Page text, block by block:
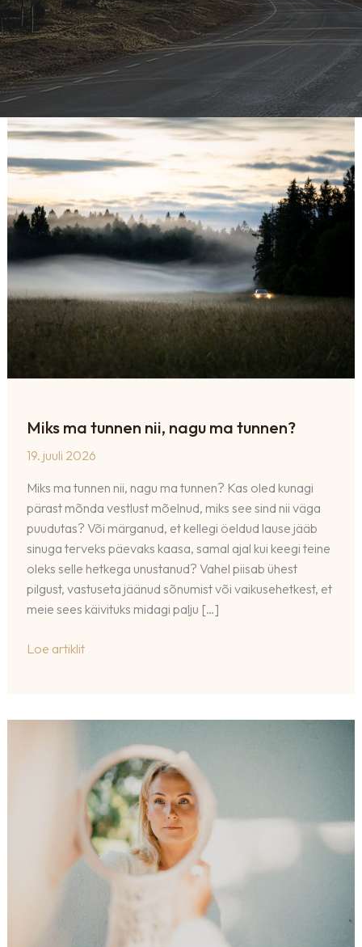
Miks ma tunnen nii, nagu ma tunnen?
19. juuli 2026
Miks ma tunnen nii, nagu ma tunnen? Kas oled kunagi
pärast mõnda vestlust mõelnud, miks see sind nii väga
puudutas? Või märganud, et kellegi öeldud lause jääb
sinuga terveks päevaks kaasa, samal ajal kui keegi teine
oleks selle hetkega unustanud? Vahel piisab ühest
pilgust, vastuseta jäänud sõnumist või vaikusehetkest, et
meie sees käivituks midagi palju […]